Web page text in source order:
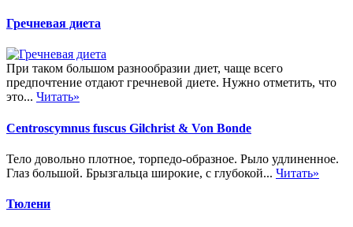
Гречневая диета
При таком большом разнообразии диет, чаще всего
предпочтение отдают гречневой диете. Нужно отметить, что
это... Читать»
Centroscymnus fuscus Gilchrist & Von Bonde
Тело довольно плотное, торпедо-образное. Рыло удлиненное.
Глаз большой. Брызгальца широкие, с глубокой... Читать»
Тюлени